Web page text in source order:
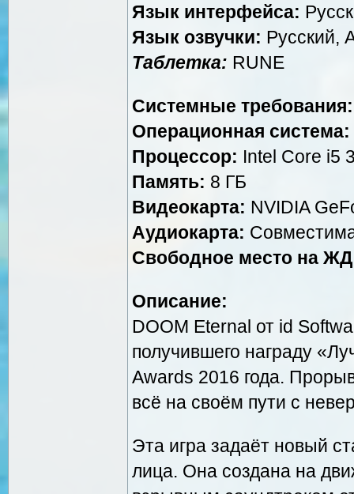
Язык интерфейса:
Язык озвучки: Русский,
Таблетка: RUNE
Системные требования:
Операционная система:
Процессор: Intel Core i5
Память: 8 ГБ
Видеокарта: NVIDIA
Аудиокарта:
Свободное место на
Описание:
DOOM Eternal от id
получившего награду
Awards 2016 года.
всё на своём пути с
Эта игра задаёт новый
лица. Она создана на